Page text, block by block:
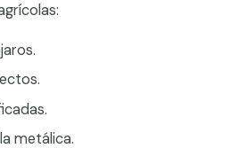
metálica.